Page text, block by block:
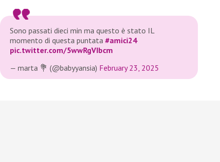
Sono passati dieci min ma questo è stato IL
momento di questa puntata #amici24
pic.twitter.com/5wwRgVIbcm
— marta 💐 (@babyyansia) February 23, 2025